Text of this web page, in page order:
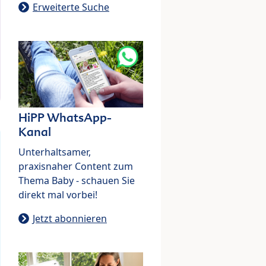
Erweiterte Suche
HiPP WhatsApp-
Kanal
Unterhaltsamer,
praxisnaher Content zum
Thema Baby - schauen Sie
direkt mal vorbei!
Jetzt abonnieren